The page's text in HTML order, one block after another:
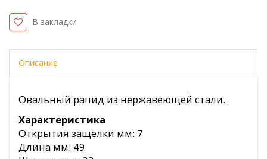
В закладки
Описание
Овальный рапид из нержавеющей стали.
Характеристика
Открытия защелки мм: 7
Длина мм: 49